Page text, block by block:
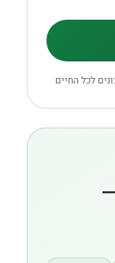
לכל החיים